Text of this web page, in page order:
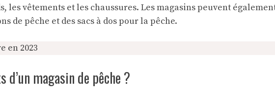
vêtements et les chaussures. Les magasins peuvent
de pêche et des sacs à dos pour la pêche.
en 2023
magasin de pêche ?